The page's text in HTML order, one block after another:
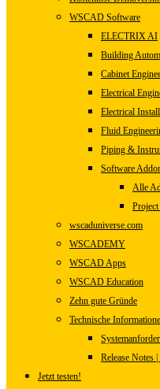
WSCAD Software
ELECTRIX AI
Building
Cabinet
Electrical
Electrical
Fluid
Piping &
Software
Alle
wscaduniverse.com
WSCADEMY
WSCAD Apps
WSCAD Education
Zehn gute Gründe
Technische
Release Notes
Jetzt testen!